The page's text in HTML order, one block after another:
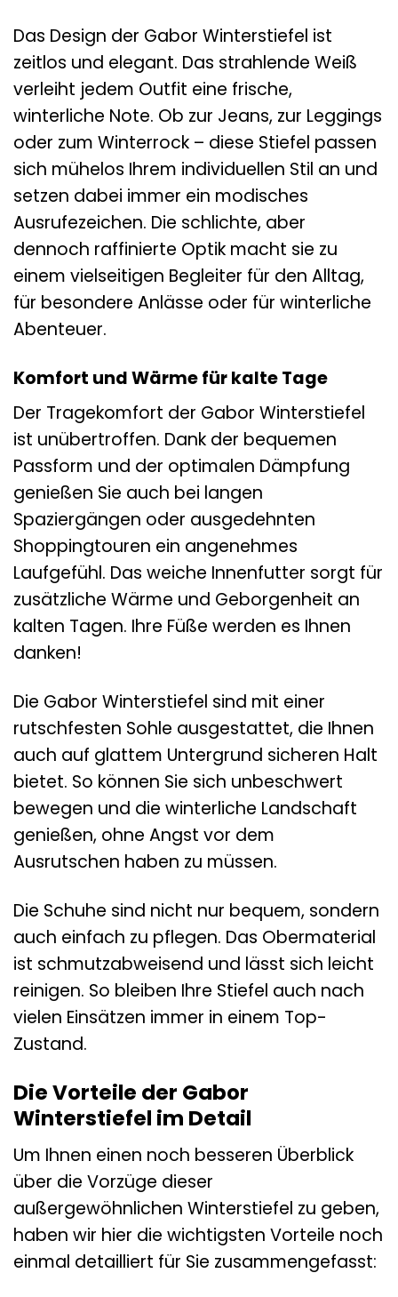
Das Design der Gabor Winterstiefel ist
zeitlos und elegant. Das strahlende Weiß
verleiht jedem Outfit eine frische,
winterliche Note. Ob zur Jeans, zur Leggings
oder zum Winterrock – diese Stiefel passen
sich mühelos Ihrem individuellen Stil an und
setzen dabei immer ein modisches
Ausrufezeichen. Die schlichte, aber
dennoch raffinierte Optik macht sie zu
einem vielseitigen Begleiter für den Alltag,
für besondere Anlässe oder für winterliche
Abenteuer.
Komfort und Wärme für kalte Tage
Der Tragekomfort der Gabor Winterstiefel
ist unübertroffen. Dank der bequemen
Passform und der optimalen Dämpfung
genießen Sie auch bei langen
Spaziergängen oder ausgedehnten
Shoppingtouren ein angenehmes
Laufgefühl. Das weiche Innenfutter sorgt für
zusätzliche Wärme und Geborgenheit an
kalten Tagen. Ihre Füße werden es Ihnen
danken!
Die Gabor Winterstiefel sind mit einer
rutschfesten Sohle ausgestattet, die Ihnen
auch auf glattem Untergrund sicheren Halt
bietet. So können Sie sich unbeschwert
bewegen und die winterliche Landschaft
genießen, ohne Angst vor dem
Ausrutschen haben zu müssen.
Die Schuhe sind nicht nur bequem, sondern
auch einfach zu pflegen. Das Obermaterial
ist schmutzabweisend und lässt sich leicht
reinigen. So bleiben Ihre Stiefel auch nach
vielen Einsätzen immer in einem Top-
Zustand.
Die Vorteile der Gabor
Winterstiefel im Detail
Um Ihnen einen noch besseren Überblick
über die Vorzüge dieser
außergewöhnlichen Winterstiefel zu geben,
haben wir hier die wichtigsten Vorteile noch
einmal detailliert für Sie zusammengefasst: